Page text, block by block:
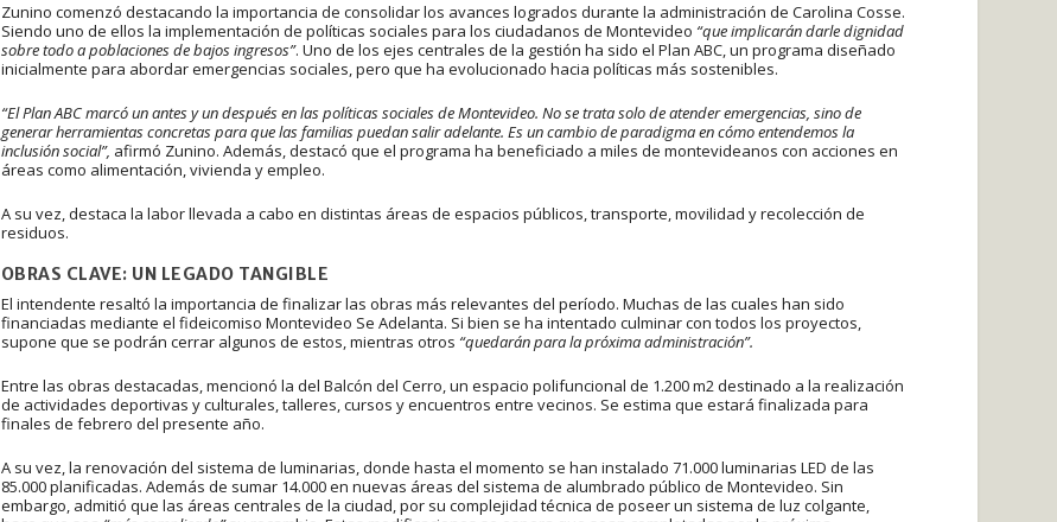
Zunino comenzó destacando la importancia de consolidar los avances logrados durante la administración de Carolina Cosse.
Siendo uno de ellos la implementación de políticas sociales para los ciudadanos de Montevideo “que implicarán darle dignidad
sobre todo a poblaciones de bajos ingresos”. Uno de los ejes centrales de la gestión ha sido el Plan ABC, un programa diseñado
inicialmente para abordar emergencias sociales, pero que ha evolucionado hacia políticas más sostenibles.
“El Plan ABC marcó un antes y un después en las políticas sociales de Montevideo. No se trata solo de atender emergencias, sino de
generar herramientas concretas para que las familias puedan salir adelante. Es un cambio de paradigma en cómo entendemos la
inclusión social”, afirmó Zunino. Además, destacó que el programa ha beneficiado a miles de montevideanos con acciones en
áreas como alimentación, vivienda y empleo.
A su vez, destaca la labor llevada a cabo en distintas áreas de espacios públicos, transporte, movilidad y recolección de
residuos.
OBRAS CLAVE: UN LEGADO TANGIBLE
El intendente resaltó la importancia de finalizar las obras más relevantes del período. Muchas de las cuales han sido
financiadas mediante el fideicomiso Montevideo Se Adelanta. Si bien se ha intentado culminar con todos los proyectos,
supone que se podrán cerrar algunos de estos, mientras otros “quedarán para la próxima administración”.
Entre las obras destacadas, mencionó la del Balcón del Cerro, un espacio polifuncional de 1.200 m2 destinado a la realización
de actividades deportivas y culturales, talleres, cursos y encuentros entre vecinos. Se estima que estará finalizada para
finales de febrero del presente año.
A su vez, la renovación del sistema de luminarias, donde hasta el momento se han instalado 71.000 luminarias LED de las
85.000 planificadas. Además de sumar 14.000 en nuevas áreas del sistema de alumbrado público de Montevideo. Sin
embargo, admitió que las áreas centrales de la ciudad, por su complejidad técnica de poseer un sistema de luz colgante,